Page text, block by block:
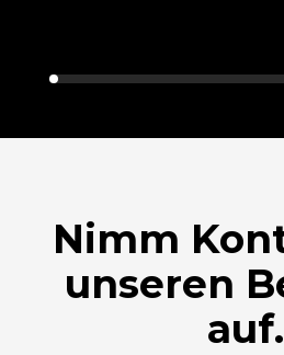
Nimm
unseren
auf.